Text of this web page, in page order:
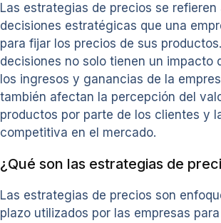
Las estrategias de precios se refieren
decisiones estratégicas que una
para fijar los precios de sus
decisiones no solo tienen un impacto
los ingresos y ganancias de la
también afectan la percepción del
productos por parte de los clientes y
competitiva en el mercado.
¿Qué son las estrategias de
Las estrategias de precios son
plazo utilizados por las empresas